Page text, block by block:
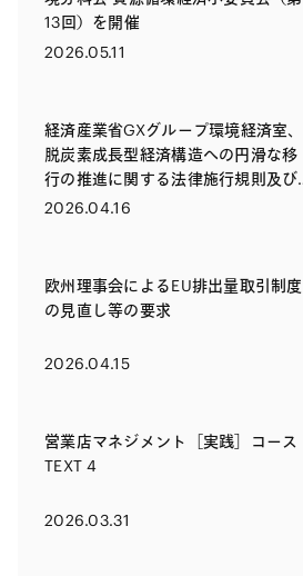
13回）を開催
2026.05.11
経済産業省GXグループ環境経済室、
脱炭素成長型経済構造への円滑な移
行の推進に関する法律施行規則及び
脱炭素成長型経済構造移行推進機構
見募集の結果を公表
2026.04.16
欧州理事会によるEU排出量取引制度
の見直し等の要求
2026.04.15
営業店マネジメント［実践］コース
TEXT 4
2026.03.31